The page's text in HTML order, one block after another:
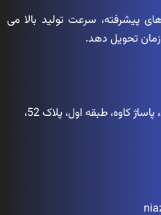
پیشرفته، سرعت تولید بالا می
تحویل دهد.
آدرس: قائمشهر، خیابان تهران، پاساژ کاوه، طبقه اول، پلاک 52،